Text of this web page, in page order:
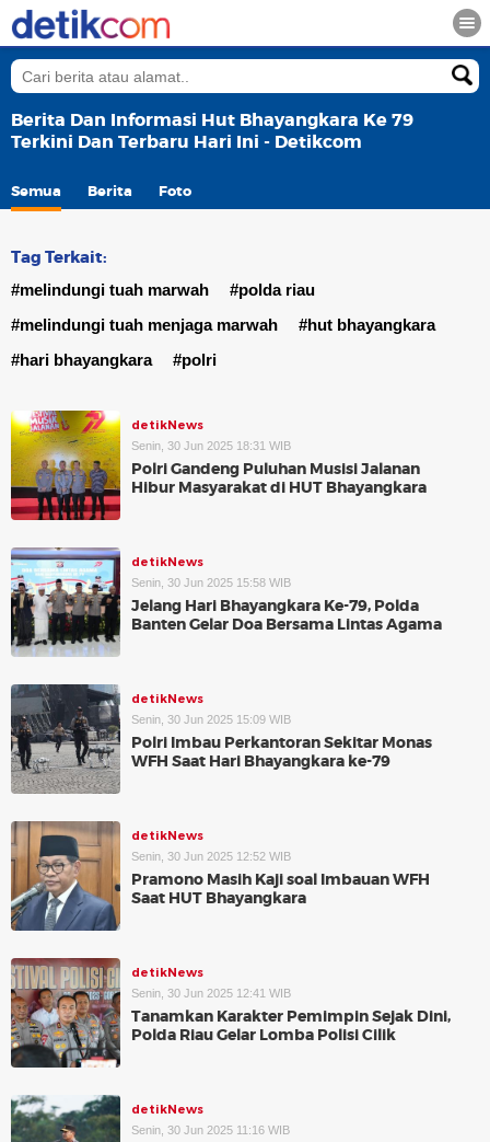
Berita Dan Informasi Hut Bhayangkara Ke 79
Terkini Dan Terbaru Hari Ini - Detikcom
Semua Berita Foto
Tag Terkait:
#melindungi tuah marwah
#polda riau
#melindungi tuah menjaga marwah
#hut bhayangkara
#hari bhayangkara
#polri
detikNews
Senin, 30 Jun 2025 18:31 WIB
Polri Gandeng Puluhan Musisi Jalanan
Hibur Masyarakat di HUT Bhayangkara
detikNews
Senin, 30 Jun 2025 15:58 WIB
Jelang Hari Bhayangkara Ke-79, Polda
Banten Gelar Doa Bersama Lintas Agama
detikNews
Senin, 30 Jun 2025 15:09 WIB
Polri Imbau Perkantoran Sekitar Monas
WFH Saat Hari Bhayangkara ke-79
detikNews
Senin, 30 Jun 2025 12:52 WIB
Pramono Masih Kaji soal Imbauan WFH
Saat HUT Bhayangkara
detikNews
Senin, 30 Jun 2025 12:41 WIB
Tanamkan Karakter Pemimpin Sejak Dini,
Polda Riau Gelar Lomba Polisi Cilik
detikNews
Senin, 30 Jun 2025 11:16 WIB